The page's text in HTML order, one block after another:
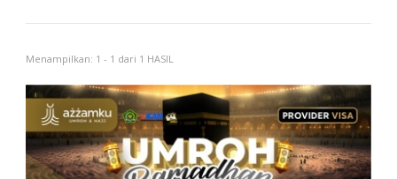
Menampilkan: 1 - 1 dari 1 HASIL